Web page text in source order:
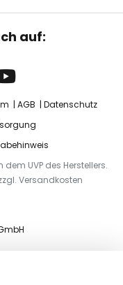
auf:
AGB
Datenschutz
UVP des Herstellers.
Versandkosten